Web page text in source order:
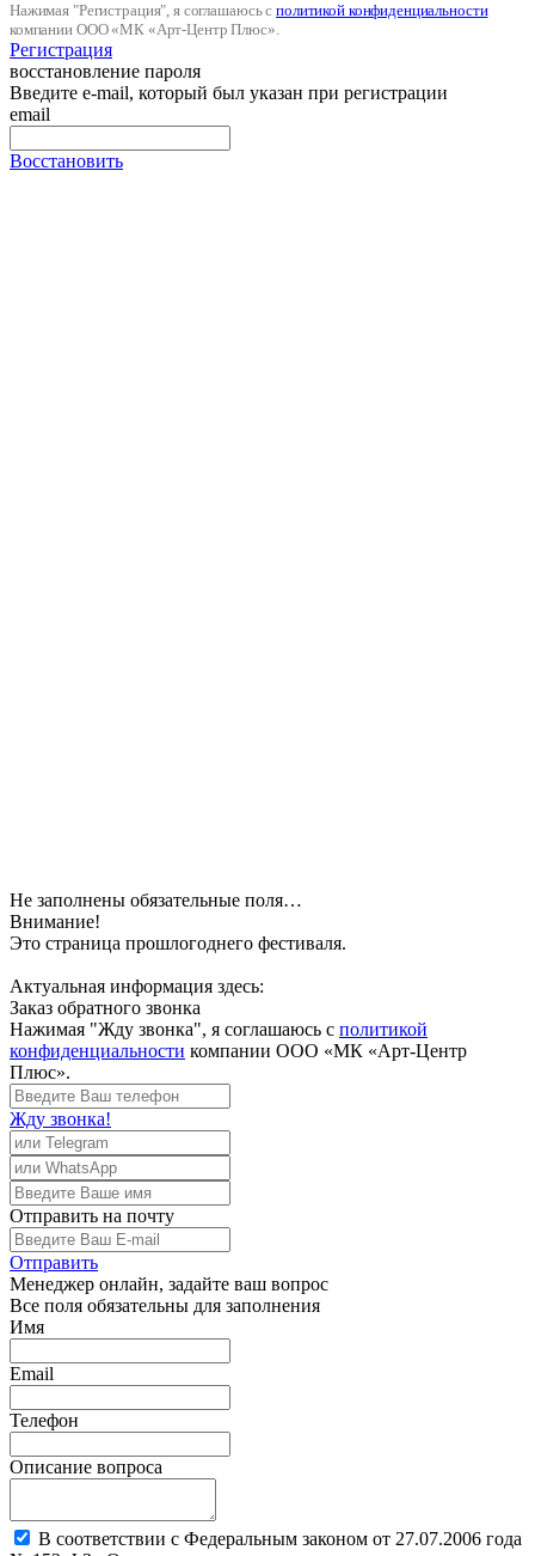
Нажимая "Регистрация", я соглашаюсь сполитикой конфиденциальности
компании ООО «МК «Арт-Центр Плюс».
Регистрация
восстановление пароля
Введите e-mail, который был указан при регистрации
email
Восстановить
Не заполнены обязательные поля…
Внимание!
Это страница прошлогоднего фестиваля.
Актуальная информация здесь:
Заказ обратного звонка
Нажимая "Жду звонка", я соглашаюсь с политикой
конфиденциальности компании ООО «МК «Арт-Центр
Плюс».
Жду звонка!
Отправить на почту
Отправить
Менеджер онлайн, задайте ваш вопрос
Все поля обязательны для заполнения
Имя
Email
Телефон
Описание вопроса
В соответствии с Федеральным законом от 27.07.2006 года